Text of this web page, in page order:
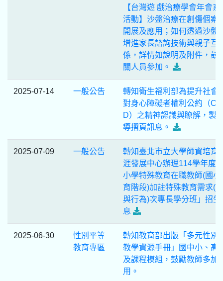
【台灣遊 戲治療學會年會系
活動】沙盤治療在創傷個案
開展及應用；如何透過沙盤
增進家長諮詢技術與親子互
係，詳情如說明及附件，鼓
關人員參加。
2025-07-14 一般公告
轉知衛生福利部為提升社會
對身心障礙者權利公約（
D）之精神認識與瞭解，製
導摺頁訊息。
2025-07-09 一般公告
轉知臺北市立大學師資培育
涯發展中心辦理114學年度
小學特殊教育在職教師(國小
育階段)加註特殊教育需求(
與行為)次專長學分班」招生
息
2025-06-30
性別平等
教育專區
轉知教育部出版「多元性別
教學資源手冊」國中小、高
及課程模組，鼓勵教師多加
用。